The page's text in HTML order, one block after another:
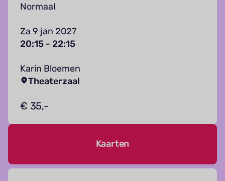
Normaal
Za 9 jan 2027
20:15 - 22:15
Karin Bloemen
Theaterzaal
€ 35,-
Kaarten